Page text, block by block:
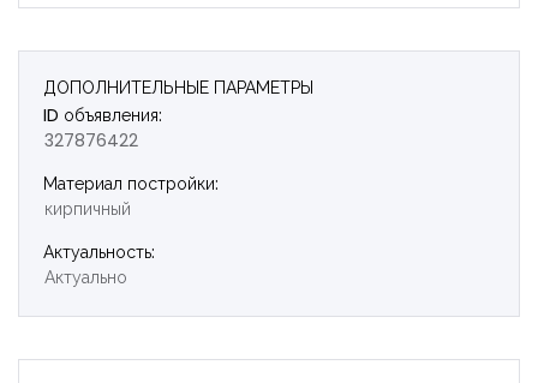
ДОПОЛНИТЕЛЬНЫЕ ПАРАМЕТРЫ
ID объявления:
327876422
Материал постройки:
кирпичный
Актуальность:
Актуально